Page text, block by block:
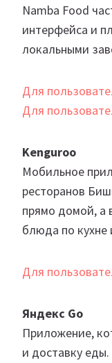
Namba Food
интерфейса и
локальными
Для
Для
Kenguroo
Мобильное
ресторанов
прямо домой, а
блюда по кухне
Для
Яндекс Go
Приложение,
и доставку